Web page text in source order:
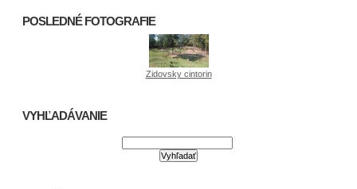
POSLEDNÉ FOTOGRAFIE
Zidovsky cintorin
VYHĽADÁVANIE